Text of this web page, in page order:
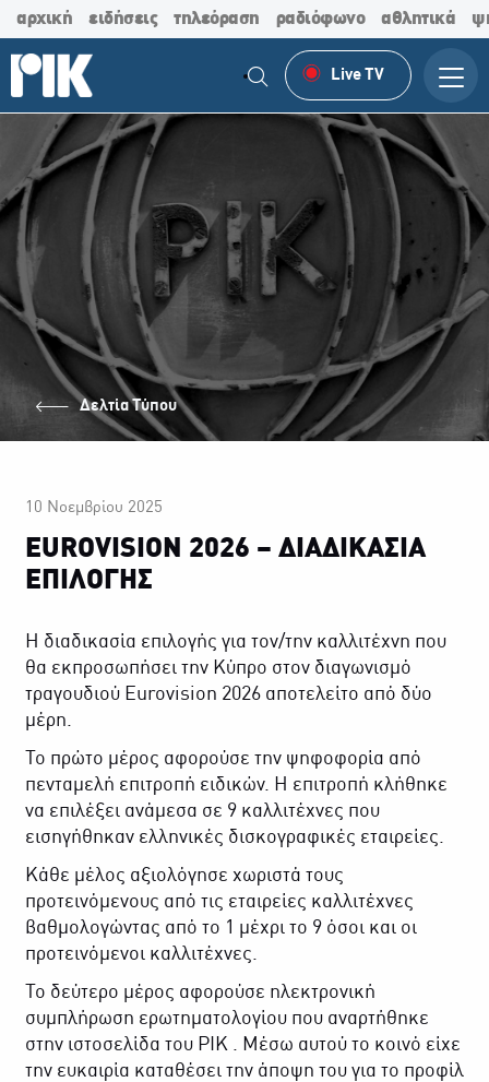
αρχική ειδήσεις τηλεόραση ραδιόφωνο αθλητικά
Live TV
Δελτία Τύπου
10 Νοεμβρίου 2025
EUROVISION 2026 – ΔΙΑΔΙΚΑΣΙΑ
ΕΠΙΛΟΓΗΣ
Η διαδικασία επιλογής για τον/την καλλιτέχνη που
θα εκπροσωπήσει την Κύπρο στον διαγωνισμό
τραγουδιού Eurovision 2026 αποτελείτο από δύο
μέρη.
Το πρώτο μέρος αφορούσε την ψηφοφορία από
πενταμελή επιτροπή ειδικών. Η επιτροπή κλήθηκε
να επιλέξει ανάμεσα σε 9 καλλιτέχνες που
εισηγήθηκαν ελληνικές δισκογραφικές εταιρείες.
Κάθε μέλος αξιολόγησε χωριστά τους
προτεινόμενους από τις εταιρείες καλλιτέχνες
βαθμολογώντας από το 1 μέχρι το 9 όσοι και οι
προτεινόμενοι καλλιτέχνες.
Το δεύτερο μέρος αφορούσε ηλεκτρονική
συμπλήρωση ερωτηματολογίου που αναρτήθηκε
στην ιστοσελίδα του ΡΙΚ . Μέσω αυτού το κοινό είχε
την ευκαιρία καταθέσει την άποψη του για το προφίλ